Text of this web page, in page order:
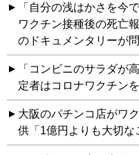
「自分の浅はかさを今
ワクチン接種後の死亡
のドキュメンタリーが
「コンビニのサラダが
定者はコロナワクチン
大阪のパチンコ店がワ
供「1億円よりも大切な